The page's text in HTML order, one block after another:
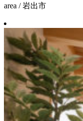
area / 岩出市